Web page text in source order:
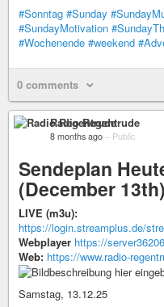
#Sonntag #Sunday
#SundayMotivation
#Wochenende #weekend
0 comments
Radio Regentrude
8 months ago – Public
Sendeplan
(December
LIVE (m3u):
https://login.streamplus.de/
Webplayer https://
Web: https://www.radio-
Samstag, 13.12.25